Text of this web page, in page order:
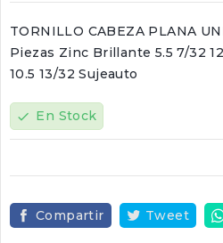
TORNILLO CABEZA PLANA
Piezas Zinc Brillante 5.5 7/32 12
10.5 13/32 Sujeauto
check En Stock
Compartir Tweet